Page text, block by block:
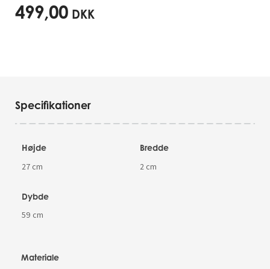
499,00 DKK
Specifikationer
Højde
27 cm
Bredde
2 cm
Dybde
59 cm
Materiale